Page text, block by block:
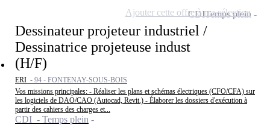
Dessinateur projeteur industriel /
Dessinatrice projeteuse indust
(H/F)
ERI - 94 - FONTENAY-SOUS-BOIS
Vos missions principales: - Réaliser les plans et schémas électriques (CFO/CFA) sur
les logiciels de DAO/CAO (Autocad, Revit.) - Élaborer les dossiers d'exécution à
partir des cahiers des charges et...
CDI - Temps plein
CDITemps plein
Ajouter cette offre à ma sélection